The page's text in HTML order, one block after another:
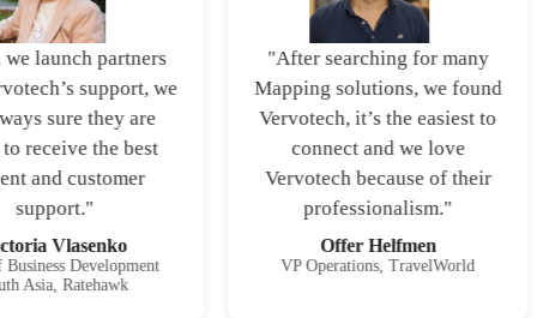
launch partners
support, we
sure they are
receive the best
and customer
support."
Vlasenko
Development
Asia, Ratehawk
"After searching for many
Mapping solutions, we found
Vervotech, it’s the easiest to
connect and we love
Vervotech because of their
professionalism."
Offer Helfmen
VP Operations, TravelWorld